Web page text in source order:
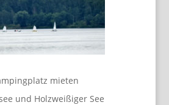
mieten
und Holzweißiger See